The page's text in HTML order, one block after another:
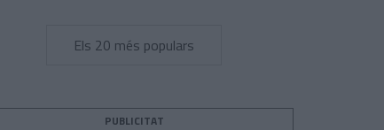
Els 20 més populars
PUBLICITAT